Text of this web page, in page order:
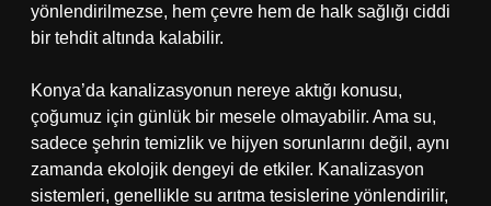
yönlendirilmezse, hem çevre hem de halk sağlığı ciddi
bir tehdit altında kalabilir.
Konya’da kanalizasyonun nereye aktığı konusu,
çoğumuz için günlük bir mesele olmayabilir. Ama su,
sadece şehrin temizlik ve hijyen sorunlarını değil, aynı
zamanda ekolojik dengeyi de etkiler. Kanalizasyon
sistemleri, genellikle su arıtma tesislerine yönlendirilir,